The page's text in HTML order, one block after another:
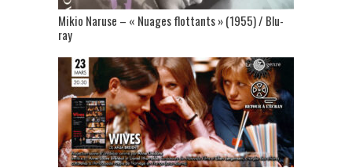
Mikio Naruse – « Nuages flottants » (1955) / Blu-
ray